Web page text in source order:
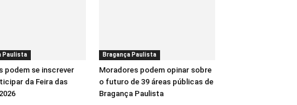
Paulista
podem se inscrever
da Feira das
Bragança Paulista
Moradores podem opinar sobre
o futuro de 39 áreas públicas de
Bragança Paulista